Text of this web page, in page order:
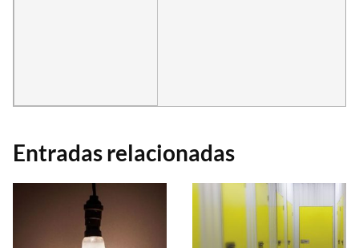
Entradas relacionadas